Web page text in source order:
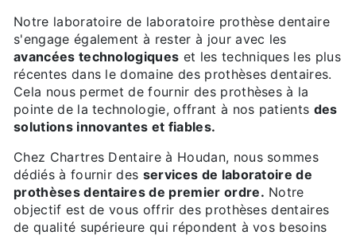
Notre laboratoire de laboratoire prothèse dentaire
s'engage également à rester à jour avec les
avancées technologiques et les techniques les plus
récentes dans le domaine des prothèses dentaires.
Cela nous permet de fournir des prothèses à la
pointe de la technologie, offrant à nos patients des
solutions innovantes et fiables.
Chez Chartres Dentaire à Houdan, nous sommes
dédiés à fournir des services de laboratoire de
prothèses dentaires de premier ordre. Notre
objectif est de vous offrir des prothèses dentaires
de qualité supérieure qui répondent à vos besoins